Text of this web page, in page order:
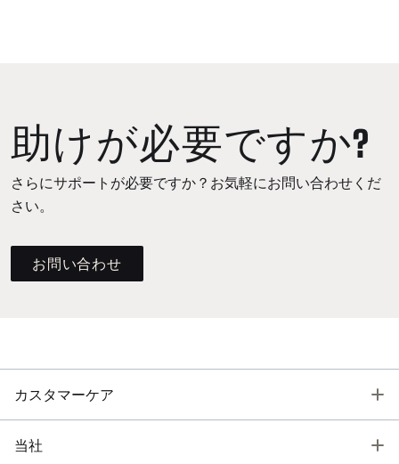
助けが必要ですか?
さらにサポートが必要ですか？お気軽にお問い合わせくだ
さい。
お問い合わせ
カスタマーケア
当社